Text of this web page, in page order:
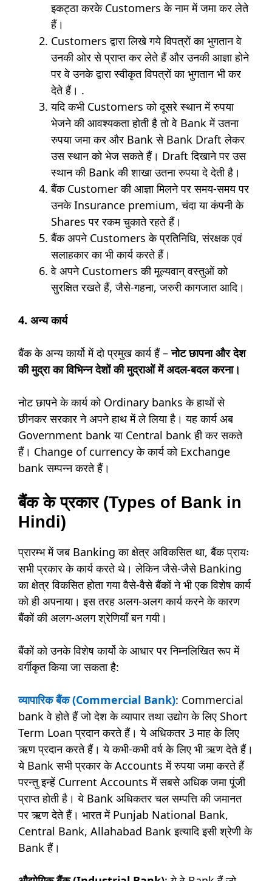
इकट्ठा करके Customers के नाम में जमा कर लेते
हैं।
Customers द्वारा लिखे गये विपत्रों का भुगतान वे
उनकी ओर से प्राप्त कर लेते हैं और उनकी आज्ञा होने
पर वे उनके द्वारा स्वीकृत विपत्रों का भुगतान भी कर
देते हैं। .
यदि कभी Customers को दूसरे स्थान में रुपया
भेजने की आवश्यकता होती है तो वे Bank में उतना
रुपया जमा कर और Bank से Bank Draft लेकर
उस स्थान को भेज सकते हैं। Draft दिखाने पर उस
स्थान की Bank की शाखा उतना रुपया दे देती है।
बैंक Customer की आज्ञा मिलने पर समय-समय पर
उनके Insurance premium, चंदा या कंपनी के
Shares पर रकम चुकाते रहते हैं।
बैंक अपने Customers के प्रतिनिधि, संरक्षक एवं
सलाहकार का भी कार्य करते हैं।
वे अपने Customers की मूल्यवान् वस्तुओं को
सुरक्षित रखते हैं, जैसे-गहना, जरुरी कागजात आदि।
4. अन्य कार्य
बैंक के अन्य कार्यो में दो प्रमुख कार्य हैं –नोट छापना और देश
की मुद्रा का विभिन्न देशों की मुद्राओं में अदल-बदल करना।
नोट छापने के कार्य को Ordinary banks के हाथों से
छीनकर सरकार ने अपने हाथ में ले लिया है। यह कार्य अब
Government bank या Central bank ही कर सकते
हैं। Change of currency के कार्य को Exchange
bank सम्पन्न करते हैं।
बैंककेप्रकार (Types of Bank in
Hindi)
प्रारम्भ में जब Banking का क्षेत्र अविकसित था, बैंक प्रायः
सभी प्रकार के कार्य करते थे। लेकिन जैसे-जैसे Banking
का क्षेत्र विकसित होता गया वैसे-वैसे बैंकों ने भी एक विशेष कार्य
को ही अपनाया। इस तरह अलग-अलग कार्य करने के कारण
बैंकों की अलग-अलग श्रेणियाँ बन गयी।
बैंकों को उनके विशेष कार्यो के आधार पर निम्नलिखित रूप में
वर्गीकृत किया जा सकता है:
व्यापारिक बैंक (Commercial Bank): Commercial
bank वे होते हैं जो देश के व्यापार तथा उद्योग के लिए Short
Term Loan प्रदान करते हैं। ये अधिकतर 3 माह के लिए
ऋण प्रदान करते हैं। ये कभी-कभी वर्ष के लिए भी ऋण देते हैं।
ये Bank सभी प्रकार के Accounts में रुपया जमा करते हैं
परन्तु इन्हें Current Accounts में सबसे अधिक जमा पूंजी
प्राप्त होती है। ये Bank अधिकतर चल सम्पत्ति की जमानत
पर ऋण देते हैं। भारत में Punjab National Bank,
Central Bank, Allahabad Bank इत्यादि इसी श्रेणी के
Bank हैं।